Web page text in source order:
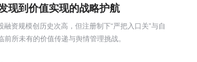
现到价值实现的战略护航
资规模创历史次高，但注册制下“严把入口关”与自
所未有的价值传递与舆情管理挑战。